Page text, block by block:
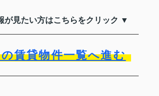
が見たい方はこちらをクリック ▼
賃貸物件一覧へ進む